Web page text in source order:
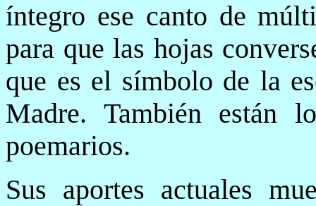
íntegro ese canto de
para que las hojas
que es el símbolo de la
Madre. También están
poemarios.
Sus aportes actuales